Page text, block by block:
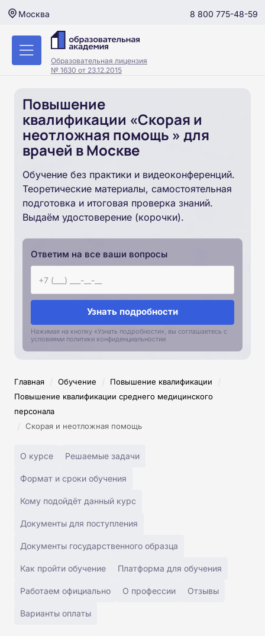
Москва 8 800 775-48-59
Образовательная лицензия
№ 1630 от 23.12.2015
Повышение
квалификации «Скорая и
неотложная помощь » для
врачей в Москве
Обучение без практики и видеоконференций.
Теоретические материалы, самостоятельная
подготовка и итоговая проверка знаний.
Выдаём удостоверение (корочки).
Ответим на все ваши вопросы
Узнать подробности
Нажимая на кнопку «Узнать подробности», вы соглашаетесь с
условиями политики конфиденциальностии
Главная / Обучение / Повышение квалификации /
Повышение квалификации среднего медицинского
персонала
/ Скорая и неотложная помощь
О курсе Решаемые задачи
Формат и сроки обучения
Кому подойдёт данный курс
Документы для поступления
Документы государственного образца
Как пройти обучение Платформа для обучения
Работаем официально О профессии Отзывы
Варианты оплаты